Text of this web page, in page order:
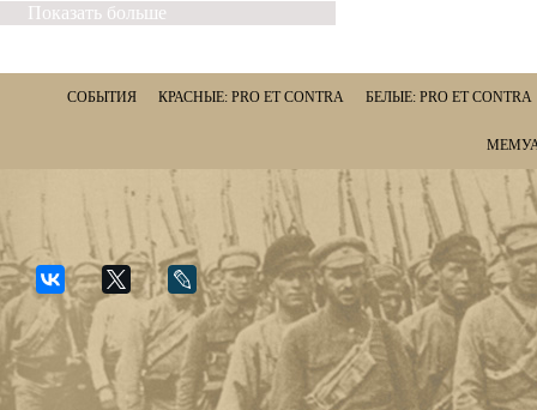
Показать больше
СОБЫТИЯ КРАСНЫЕ: PRO ET CONTRA БЕЛЫЕ: PRO ET CONTRA